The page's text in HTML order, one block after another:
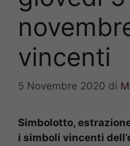
vincenti
5 Novembre 2020 di
Simbolotto,
i simboli vincenti